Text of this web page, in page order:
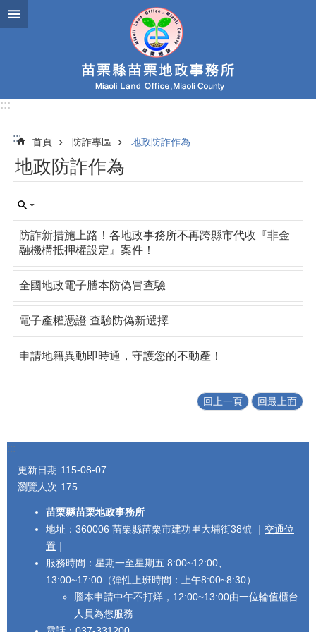
跳到主要內容區塊
:::
::: 首頁 防詐專區 地政防詐作為
地政防詐作為
防詐新措施上路！各地政事務所不再跨縣市代收『非金
融機構抵押權設定』案件！
全國地政電子謄本防偽冒查驗
電子產權憑證 查驗防偽新選擇
申請地籍異動即時通，守護您的不動產！
回上一頁 回最上面
:::
更新日期 115-08-07
瀏覽人次 175
苗栗縣苗栗地政事務所
地址：360006 苗栗縣苗栗市建功里大埔街38號 ｜ 交通位
置 ｜
服務時間：星期一至星期五 8:00~12:00、
13:00~17:00（彈性上班時間：上午8:00~8:30）
謄本申請中午不打烊，12:00~13:00由一位輪值櫃台
人員為您服務